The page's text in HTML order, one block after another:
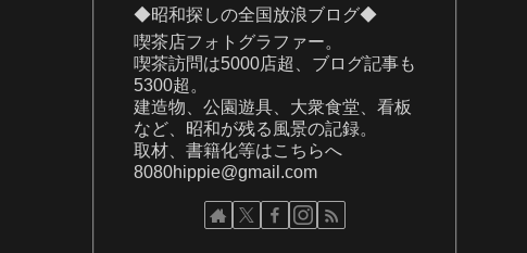
◆昭和探しの全国放浪ブログ◆
喫茶店フォトグラファー。
喫茶訪問は5000店超、ブログ記事も
5300超。
建造物、公園遊具、大衆食堂、看板
など、昭和が残る風景の記録。
取材、書籍化等はこちらへ
8080hippie@gmail.com